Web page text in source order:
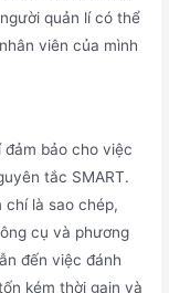
quản lí có thể
viên của mình
bảo cho việc
tắc SMART.
chí là sao chép,
cụ và phương
đến việc đánh
kém thời gain và